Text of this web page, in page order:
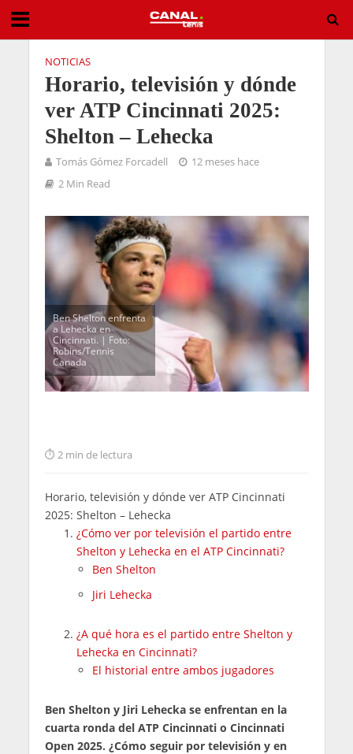
NOTICIAS
Horario, televisión y dónde
ver ATP Cincinnati 2025:
Shelton – Lehecka
Tomás Gómez Forcadell
12 meses hace
2 Min Read
Ben Shelton enfrenta
a Lehecka en
Cincinnati. | Foto:
Robins/Tennis
Canada
2 min de lectura
Horario, televisión y dónde ver ATP Cincinnati
2025: Shelton – Lehecka
¿Cómo ver por televisión el partido entre
Shelton y Lehecka en el ATP Cincinnati?
Ben Shelton
Jiri Lehecka
¿A qué hora es el partido entre Shelton y
Lehecka en Cincinnati?
El historial entre ambos jugadores
Ben Shelton y Jiri Lehecka se enfrentan en la
cuarta ronda del ATP Cincinnati o Cincinnati
Open 2025. ¿Cómo seguir por televisión y en